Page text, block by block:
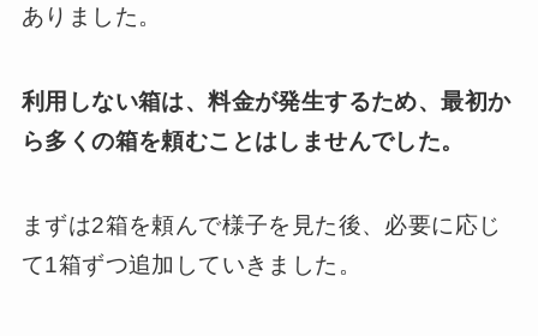
ありました。
利用しない箱は、料金が発生するため、最初か
ら多くの箱を頼むことはしませんでした。
まずは2箱を頼んで様子を見た後、必要に応じ
て1箱ずつ追加していきました。